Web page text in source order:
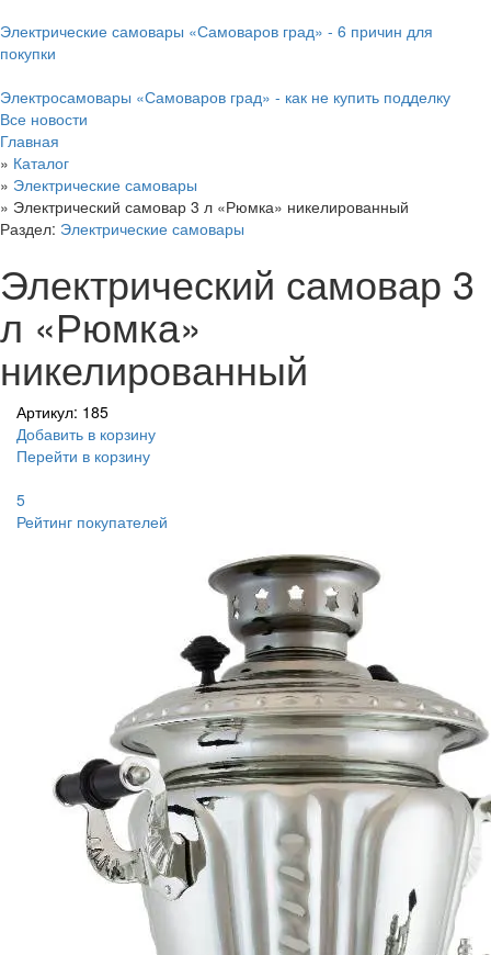
Электрические самовары «Самоваров град» - 6 причин для
покупки
Электросамовары «Самоваров град» - как не купить подделку
Все новости
Главная
» Каталог
» Электрические самовары
» Электрический самовар 3 л «Рюмка» никелированный
Раздел: Электрические самовары
Электрический самовар 3
л «Рюмка»
никелированный
Артикул: 185
Добавить в корзину
Перейти в корзину
5
Рейтинг покупателей